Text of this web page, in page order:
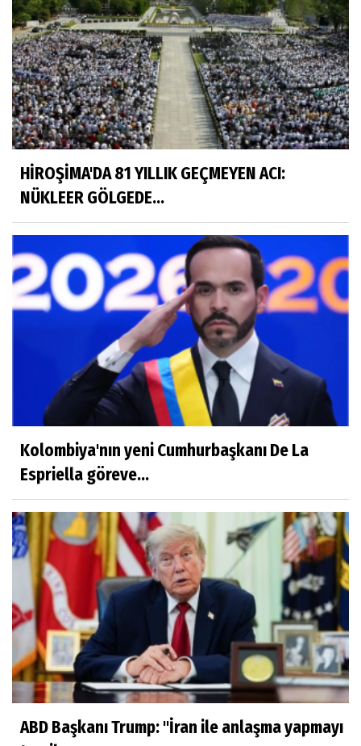
HİROŞİMA'DA 81 YILLIK GEÇMEYEN ACI:
NÜKLEER GÖLGEDE...
Kolombiya'nın yeni Cumhurbaşkanı De La
Espriella göreve...
ABD Başkanı Trump: "İran ile anlaşma yapmayı